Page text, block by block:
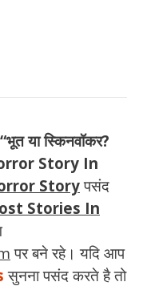
“भूत या स्किनवॉकर?
Story In
Storyपसंद
Stories In
पर बने रहे। यदि आप
सुनना पसंद करते है तो